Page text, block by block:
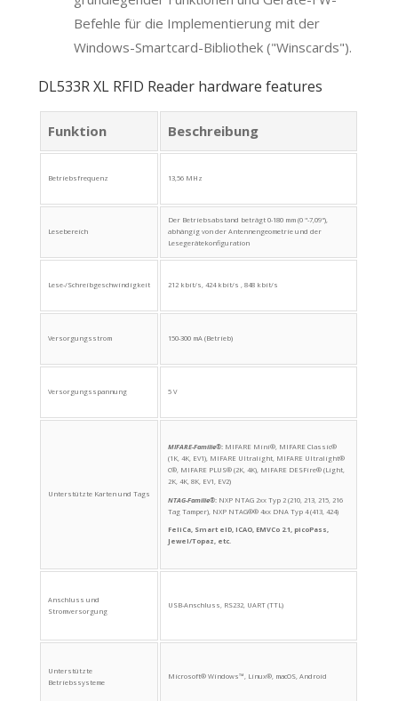
Befehle für die Implementierung mit der
Windows-Smartcard-Bibliothek ("Winscards").
DL533R XL RFID Reader hardware features
Funktion Beschreibung
Betriebsfrequenz 13,56 MHz
Lesebereich
Der Betriebsabstand beträgt 0-180 mm (0 "-7,09"),
abhängig von der Antennengeometrie und der
Lesegerätekonfiguration
Lese-/Schreibgeschwindigkeit 212 kbit/s, 424 kbit/s , 848 kbit/s
Versorgungsstrom 150-300 mA (Betrieb)
Versorgungsspannung 5 V
Unterstützte Karten und Tags
MIFARE-Familie®: MIFARE Mini®, MIFARE Classic®
(1K, 4K, EV1), MIFARE Ultralight, MIFARE Ultralight®
C®, MIFARE PLUS® (2K, 4K), MIFARE DESFire® (Light,
2K, 4K, 8K, EV1, EV2)
NTAG-Familie®: NXP NTAG 2xx Typ 2 (210, 213, 215, 216
Tag Tamper), NXP NTAG®® 4xx DNA Typ 4 (413, 424)
FeliCa, Smart eID, ICAO, EMVCo 2.1, picoPass,
Jewel/Topaz, etc.
Anschluss und
Stromversorgung
USB-Anschluss, RS232, UART (TTL)
Unterstützte
Betriebssysteme
Microsoft® Windows™, Linux®, macOS, Android